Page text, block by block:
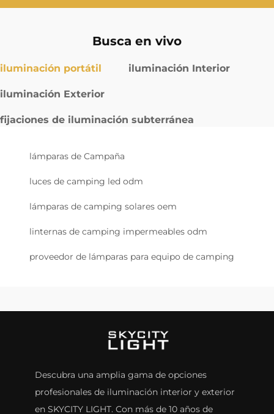
Busca en vivo
iluminación portátil iluminación Interior
iluminación Exterior
fijaciones de iluminación subterránea
lámparas de Campaña
luces de camping led odm
lámparas de camping solares oem
linternas de camping impermeables odm
proveedor de lámparas para equipo de camping
Descubra una amplia gama de opciones
profesionales de iluminación interior y exterior
en SKYCITY LIGHT. Con más de 10 años de